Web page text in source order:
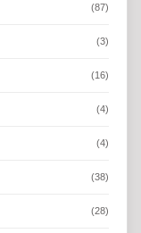
(87)
(3)
(16)
(4)
(4)
(38)
(28)